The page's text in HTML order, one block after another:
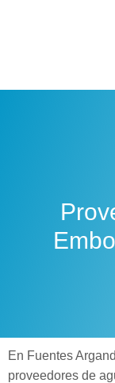
En Fuentes
proveedores de